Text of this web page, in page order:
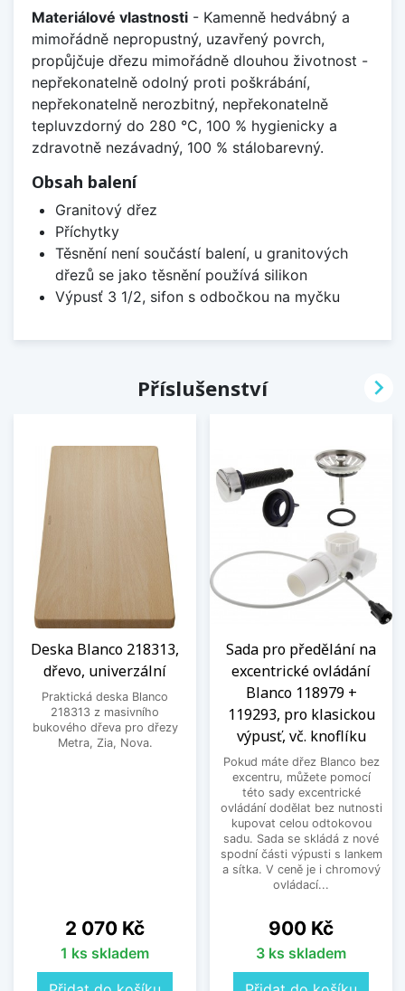
Materiálové vlastnosti - Kamenně hedvábný a
mimořádně nepropustný, uzavřený povrch,
propůjčuje dřezu mimořádně dlouhou životnost -
nepřekonatelně odolný proti poškrábání,
nepřekonatelně nerozbitný, nepřekonatelně
tepluvzdorný do 280 °C, 100 % hygienicky a
zdravotně nezávadný, 100 % stálobarevný.
Obsah balení
Granitový dřez
Příchytky
Těsnění není součástí balení, u granitových
dřezů se jako těsnění používá silikon
Výpusť 3 1/2, sifon s odbočkou na myčku
Příslušenství
Deska Blanco 218313,
dřevo, univerzální
Praktická deska Blanco
218313 z masivního
bukového dřeva pro dřezy
Metra, Zia, Nova.
Cena
2 070 Kč
1 ks skladem
Sada pro předělání na
excentrické ovládání
Blanco 118979 +
119293, pro klasickou
výpusť, vč. knoflíku
Pokud máte dřez Blanco bez
excentru, můžete pomocí
této sady excentrické
ovládání dodělat bez nutnosti
kupovat celou odtokovou
sadu. Sada se skládá z nové
spodní části výpusti s lankem
a sítka. V ceně je i chromový
ovládací...
Cena
900 Kč
3 ks skladem
